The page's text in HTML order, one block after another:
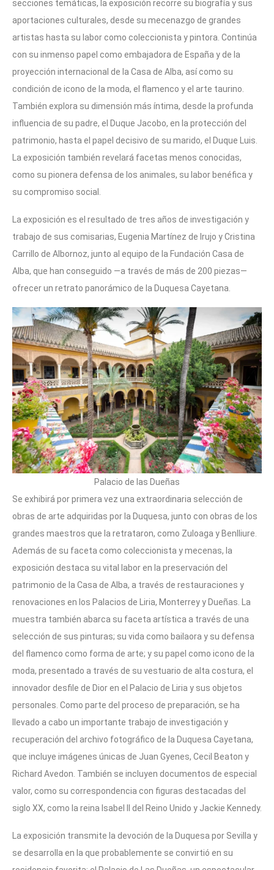
secciones temáticas, la exposición recorre su biografía y sus
aportaciones culturales, desde su mecenazgo de grandes
artistas hasta su labor como coleccionista y pintora. Continúa
con su inmenso papel como embajadora de España y de la
proyección internacional de la Casa de Alba, así como su
condición de icono de la moda, el flamenco y el arte taurino.
También explora su dimensión más íntima, desde la profunda
influencia de su padre, el Duque Jacobo, en la protección del
patrimonio, hasta el papel decisivo de su marido, el Duque Luis.
La exposición también revelará facetas menos conocidas,
como su pionera defensa de los animales, su labor benéfica y
su compromiso social.
La exposición es el resultado de tres años de investigación y
trabajo de sus comisarias, Eugenia Martínez de Irujo y Cristina
Carrillo de Albornoz, junto al equipo de la Fundación Casa de
Alba, que han conseguido —a través de más de 200 piezas—
ofrecer un retrato panorámico de la Duquesa Cayetana.
Palacio de las Dueñas
Se exhibirá por primera vez una extraordinaria selección de
obras de arte adquiridas por la Duquesa, junto con obras de los
grandes maestros que la retrataron, como Zuloaga y Benlliure.
Además de su faceta como coleccionista y mecenas, la
exposición destaca su vital labor en la preservación del
patrimonio de la Casa de Alba, a través de restauraciones y
renovaciones en los Palacios de Liria, Monterrey y Dueñas. La
muestra también abarca su faceta artística a través de una
selección de sus pinturas; su vida como bailaora y su defensa
del flamenco como forma de arte; y su papel como icono de la
moda, presentado a través de su vestuario de alta costura, el
innovador desfile de Dior en el Palacio de Liria y sus objetos
personales. Como parte del proceso de preparación, se ha
llevado a cabo un importante trabajo de investigación y
recuperación del archivo fotográfico de la Duquesa Cayetana,
que incluye imágenes únicas de Juan Gyenes, Cecil Beaton y
Richard Avedon. También se incluyen documentos de especial
valor, como su correspondencia con figuras destacadas del
siglo XX, como la reina Isabel II del Reino Unido y Jackie Kennedy.
La exposición transmite la devoción de la Duquesa por Sevilla y
se desarrolla en la que probablemente se convirtió en su